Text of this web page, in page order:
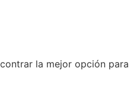
la mejor opción para